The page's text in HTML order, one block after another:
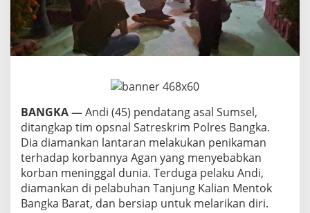
k
n
A
n
d
T
i
k
m
A
g
BANGKA —Andi (45) pendatang asal Sumsel,
ditangkap tim opsnal Satreskrim Polres Bangka.
Dia diamankan lantaran melakukan penikaman
terhadap korbannya Agan yang menyebabkan
korban meninggal dunia. Terduga pelaku Andi,
diamankan di pelabuhan Tanjung Kalian Mentok
Bangka Barat, dan bersiap untuk melarikan diri.